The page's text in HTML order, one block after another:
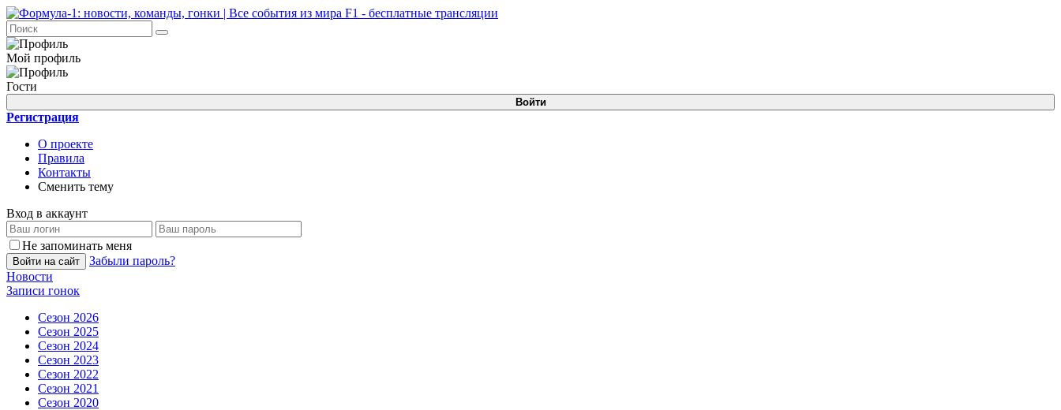
Мой профиль
Гости
Войти
Регистрация
О проекте
Правила
Контакты
Сменить тему
Вход в аккаунт
Не запоминать меня
Войти на сайт
Забыли пароль?
Новости
Записи гонок
Сезон 2026
Сезон 2025
Сезон 2024
Сезон 2023
Сезон 2022
Сезон 2021
Сезон 2020